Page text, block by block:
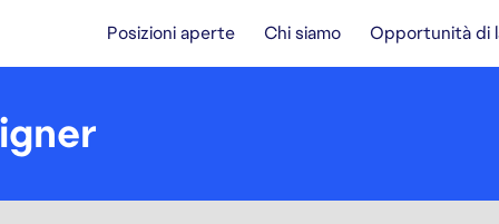
Posizioni aperte Chi siamo Opportunità di